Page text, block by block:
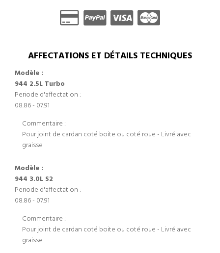
AFFECTATIONS ET DÉTAILS TECHNIQUES
Modèle :
944 2.5L Turbo
Periode d'affectation :
08.86 - 07.91
Commentaire :
Pour joint de cardan coté boite ou coté roue - Livré avec
graisse
Modèle :
944 3.0L S2
Periode d'affectation :
08.86 - 07.91
Commentaire :
Pour joint de cardan coté boite ou coté roue - Livré avec
graisse